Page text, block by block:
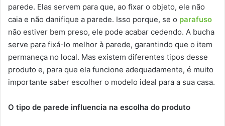
parede. Elas servem para que, ao fixar o objeto, ele não
caia e não danifique a parede. Isso porque, se o parafuso
não estiver bem preso, ele pode acabar cedendo. A bucha
serve para fixá-lo melhor à parede, garantindo que o item
permaneça no local. Mas existem diferentes tipos desse
produto e, para que ela funcione adequadamente, é muito
importante saber escolher o modelo ideal para a sua casa.
O tipo de parede influencia na escolha do produto